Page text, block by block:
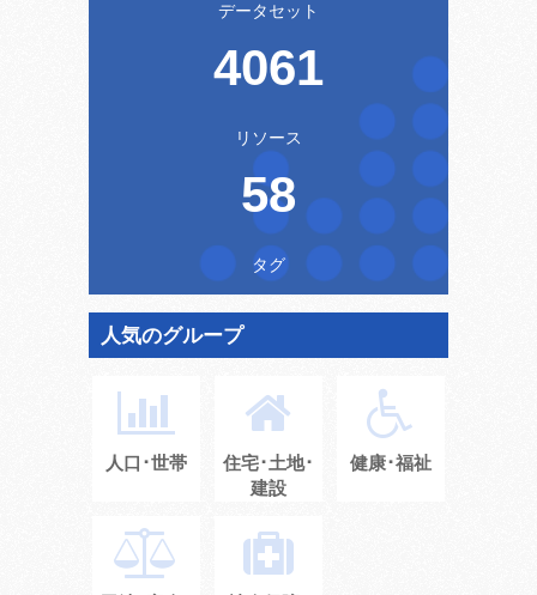
データセット
4061
リソース
58
タグ
人気のグループ
人口･世帯
住宅･土地･
建設
健康･福祉